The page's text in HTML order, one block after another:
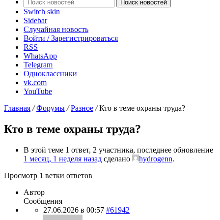
Поиск новостей
Switch skin
Sidebar
Случайная новость
Войти / Зарегистрироваться
RSS
WhatsApp
Telegram
Одноклассники
vk.com
YouTube
Главная / Форумы / Разное / Кто в теме охраны труда?
Кто в теме охраны труда?
В этой теме 1 ответ, 2 участника, последнее обновление
1 месяц, 1 неделя назад сделано hydrogenn.
Просмотр 1 ветки ответов
Автор
Сообщения
27.06.2026 в 00:57 #61942